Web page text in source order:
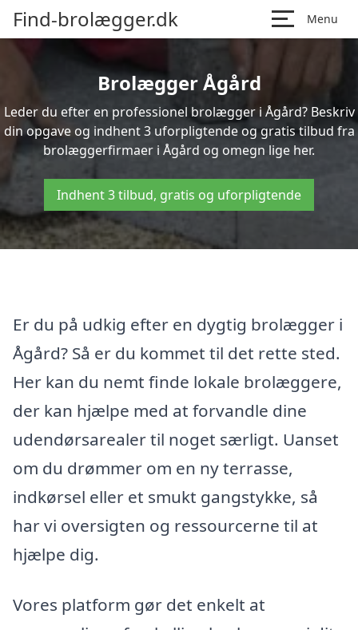
Find-brolægger.dk Menu
Brolægger Ågård
Leder du efter en professionel brolægger i Ågård? Beskriv
din opgave og indhent 3 uforpligtende og gratis tilbud fra
brolæggerfirmaer i Ågård og omegn lige her.
Indhent 3 tilbud, gratis og uforpligtende
Er du på udkig efter en dygtig brolægger i
Ågård? Så er du kommet til det rette sted.
Her kan du nemt finde lokale brolæggere,
der kan hjælpe med at forvandle dine
udendørsarealer til noget særligt. Uanset
om du drømmer om en ny terrasse,
indkørsel eller et smukt gangstykke, så
har vi oversigten og ressourcerne til at
hjælpe dig.
Vores platform gør det enkelt at